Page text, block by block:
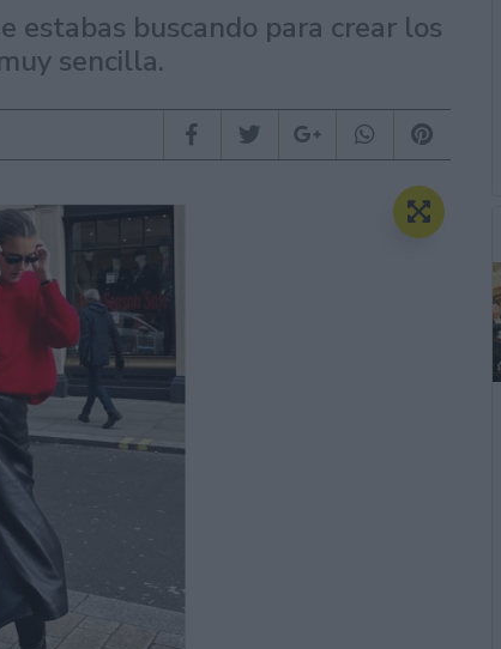
estabas buscando para crear los
sencilla.